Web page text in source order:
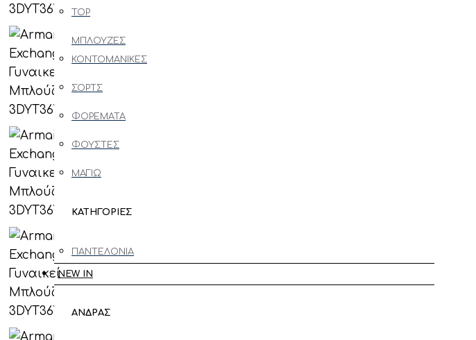
ΠΑΠΟΥΤΣΙΑ
ΠΑΝΤΟΦΛΕΣ
SNEAKERS
CASUAL
FORMAL
ΑΞΕΣΟΥΑΡ
TOP
ΜΠΛΟΥΖΕΣ
ΚΟΝΤΟΜΑΝΙΚΕΣ
ΣΟΡΤΣ
ΦΟΡΕΜΑΤΑ
ΦΟΥΣΤΕΣ
ΜΑΓΙΩ
ΚΑΤΗΓΟΡΙΕΣ
ΠΑΝΤΕΛΟΝΙΑ
JEANS
ΠΟΥΚΑΜΙΣΑ
NEW IN
ΑΝΔΡΑΣ